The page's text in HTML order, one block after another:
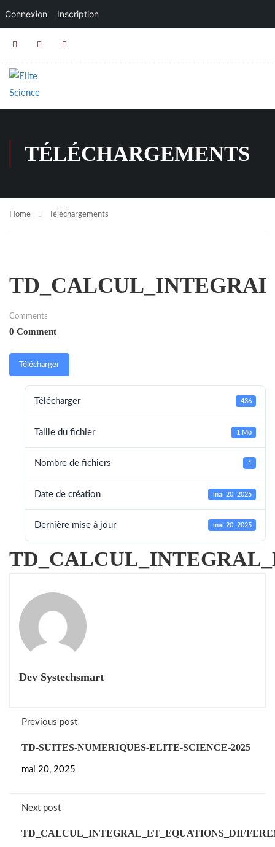
Connexion Inscription
TÉLÉCHARGEMENTS
Home Téléchargements
Comments
0 Comment
Télécharger
Télécharger 436
Taille du fichier 1 Mo
Nombre de fichiers 1
Date de création mai 20, 2025
Dernière mise à jour mai 20, 2025
Dev Systechsmart
Previous post
TD-SUITES-NUMERIQUES-ELITE-SCIENCE-2025
mai 20, 2025
Next post